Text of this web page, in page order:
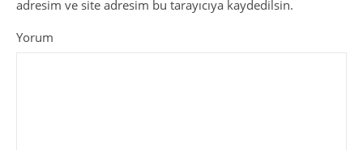
adresim ve site adresim bu tarayıcıya kaydedilsin.
Yorum